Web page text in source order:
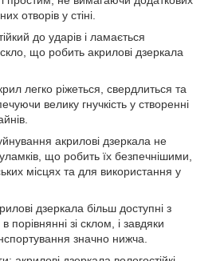
отворів у стіні.
до ударів і ламається
що робить акрилові дзеркала
легко ріжеться, свердлиться та
велику гнучкість у створенні
акрилові дзеркала не
що робить їх безпечнішими,
місцях та для використання у
дзеркала більш доступні з
порівнянні зі склом, і завдяки
значно нижча.